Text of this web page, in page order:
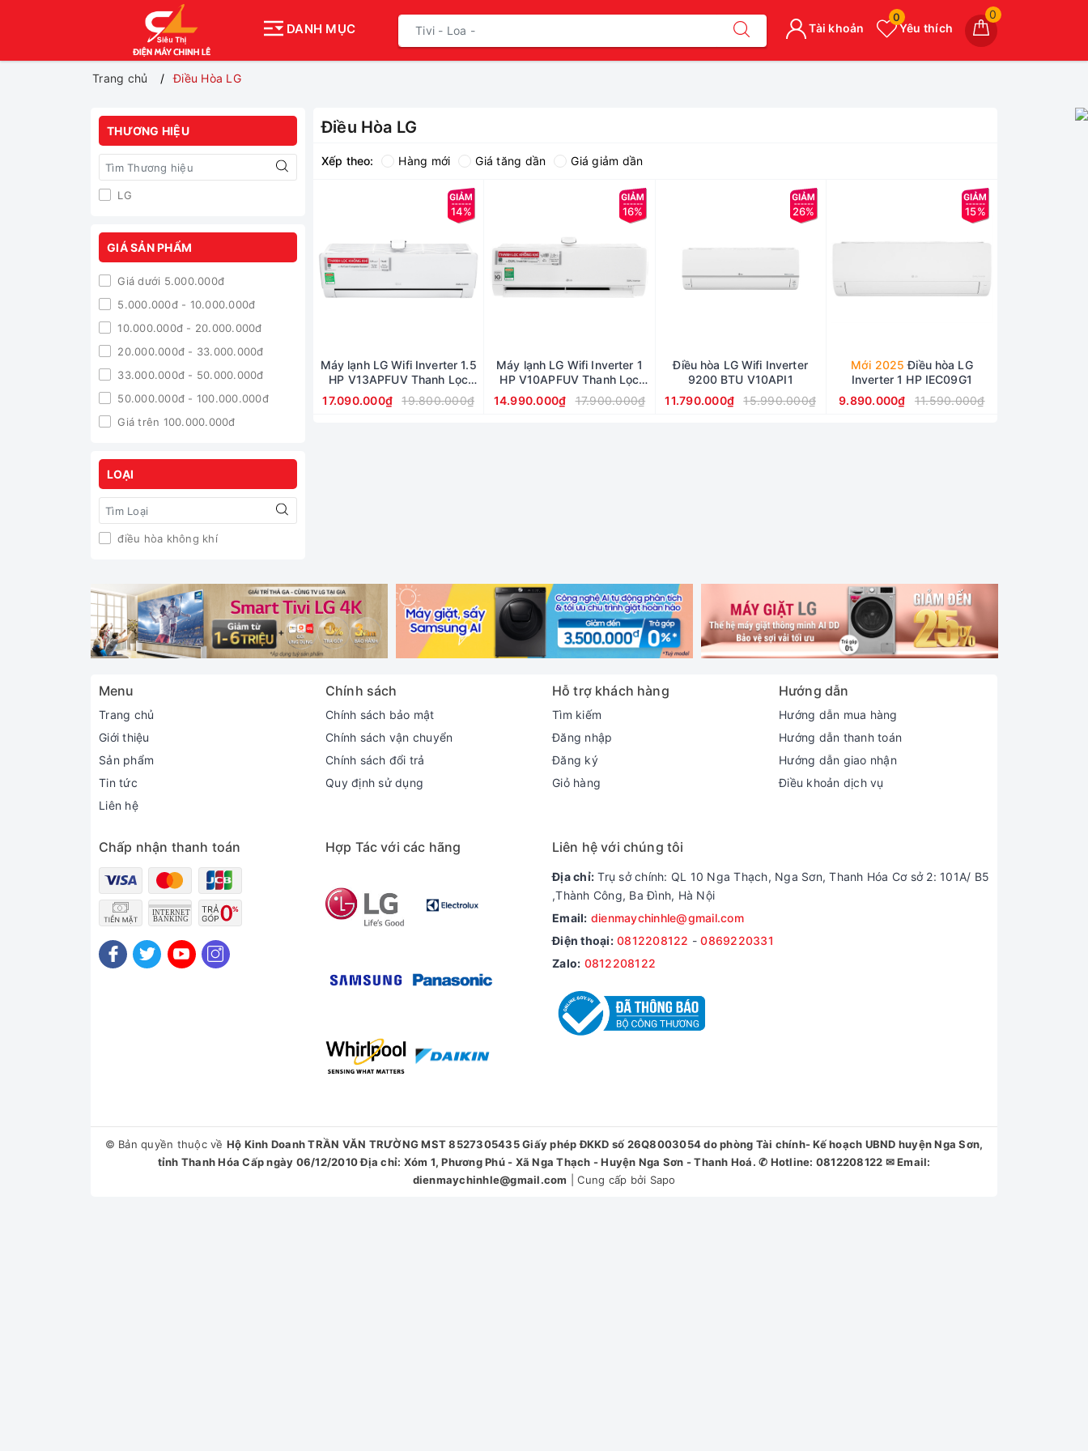
DANH MỤC
0
Yêu thích
0
Tài khoản
Trang chủ Điều Hòa LG
THƯƠNG HIỆU
LG
GIÁ SẢN PHẨM
Giá dưới 5.000.000đ
5.000.000đ - 10.000.000đ
10.000.000đ - 20.000.000đ
20.000.000đ - 33.000.000đ
33.000.000đ - 50.000.000đ
50.000.000đ - 100.000.000đ
Giá trên 100.000.000đ
LOẠI
điều hòa không khí
Điều Hòa LG
Xếp theo: Hàng mới Giá tăng dần Giá giảm dần
14%
Máy lạnh LG Wifi Inverter 1.5
HP V13APFUV Thanh Lọc
Không Khí
17.090.000₫ 19.800.000₫
16%
Máy lạnh LG Wifi Inverter 1
HP V10APFUV Thanh Lọc
Không Khí
14.990.000₫ 17.900.000₫
26%
Điều hòa LG Wifi Inverter
9200 BTU V10API1
11.790.000₫
15.990.000₫
15%
Mới 2025Điều hòa LG
Inverter 1 HP IEC09G1
9.890.000₫
11.590.000₫
Menu
Trang chủ
Giới thiệu
Sản phẩm
Tin tức
Liên hệ
Chính sách
Chính sách bảo mật
Chính sách vận chuyển
Chính sách đổi trả
Quy định sử dụng
Hỗ trợ khách hàng
Tìm kiếm
Đăng nhập
Đăng ký
Giỏ hàng
Hướng dẫn
Hướng dẫn mua hàng
Hướng dẫn thanh toán
Hướng dẫn giao nhận
Điều khoản dịch vụ
Chấp nhận thanh toán Hợp Tác với các hãng Liên hệ với chúng tôi
Địa chỉ: Trụ sở chính: QL 10 Nga Thạch, Nga Sơn, Thanh Hóa Cơ sở 2: 101A/ B5
,Thành Công, Ba Đình, Hà Nội
Email: dienmaychinhle@gmail.com
Điện thoại: 0812208122 -0869220331
Zalo: 0812208122
© Bản quyền thuộc về Hộ Kinh Doanh TRẦN VĂN TRƯỜNG MST 8527305435 Giấy phép ĐKKD số 26Q8003054 do phòng Tài chính- Kế hoạch UBND huyện Nga Sơn,
tỉnh Thanh Hóa Cấp ngày 06/12/2010 Địa chỉ: Xóm 1, Phương Phú - Xã Nga Thạch - Huyện Nga Sơn - Thanh Hoá. ✆ Hotline: 0812208122 ✉ Email:
dienmaychinhle@gmail.com
Cung cấp bởi Sapo